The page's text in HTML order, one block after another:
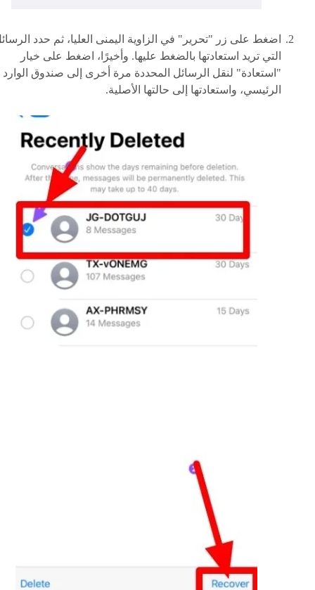
اضغط على زر "تحرير" في الزاوية اليمنى العليا، ثم حدد
التي تريد استعادتها بالضغط عليها. وأخيرًا، اضغط على خيار
"استعادة" لنقل الرسائل المحددة مرة أخرى إلى صندوق الوارد
الرئيسي، واستعادتها إلى حالتها الأصلية.